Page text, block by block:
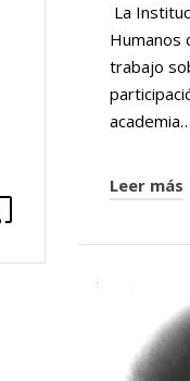
La
Humanos
trabajo
academia…
Leer más